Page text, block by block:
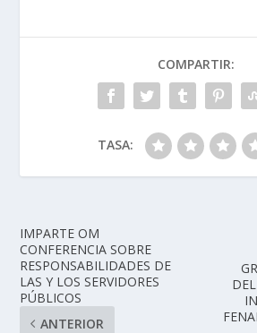
COMPARTIR:
TASA:
IMPARTE OM
CONFERENCIA SOBRE
RESPONSABILIDADES DE
LAS Y LOS SERVIDORES
PÚBLICOS
ANTERIOR